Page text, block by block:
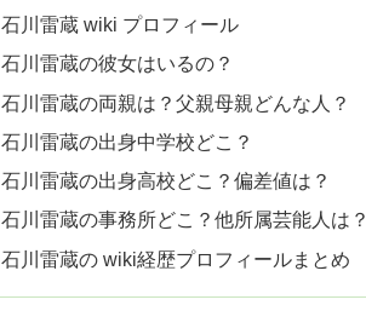
石川雷蔵 wiki プロフィール
石川雷蔵の彼女はいるの？
石川雷蔵の両親は？父親母親どんな人？
石川雷蔵の出身中学校どこ？
石川雷蔵の出身高校どこ？偏差値は？
石川雷蔵の事務所どこ？他所属芸能人は？
石川雷蔵の wiki経歴プロフィールまとめ